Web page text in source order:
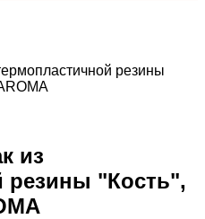
резины
из
резины "Кость",